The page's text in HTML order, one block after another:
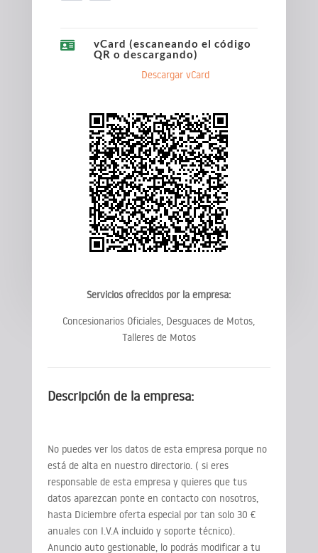

vCard (escaneando el código
QR o descargando)
Descargar vCard
Servicios ofrecidos por la empresa:
Concesionarios Oficiales, Desguaces de Motos,
Talleres de Motos
Descripción de la empresa:
No puedes ver los datos de esta empresa porque no
está de alta en nuestro directorio. ( si eres
responsable de esta empresa y quieres que tus
datos aparezcan ponte en contacto con nosotros,
hasta Diciembre oferta especial por tan solo 30 €
anuales con I.V.A incluido y soporte técnico).
Anuncio auto gestionable, lo podrás modificar a tu